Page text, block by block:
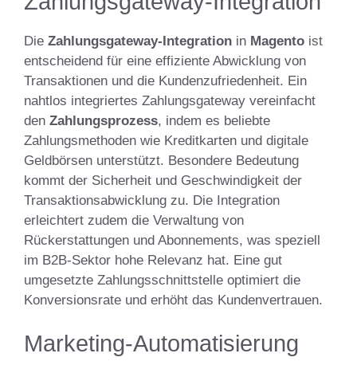
Die Zahlungsgateway-Integration in Magento ist
entscheidend für eine effiziente Abwicklung von
Transaktionen und die Kundenzufriedenheit. Ein
nahtlos integriertes Zahlungsgateway vereinfacht
den Zahlungsprozess, indem es beliebte
Zahlungsmethoden wie Kreditkarten und digitale
Geldbörsen unterstützt. Besondere Bedeutung
kommt der Sicherheit und Geschwindigkeit der
Transaktionsabwicklung zu. Die Integration
erleichtert zudem die Verwaltung von
Rückerstattungen und Abonnements, was speziell
im B2B-Sektor hohe Relevanz hat. Eine gut
umgesetzte Zahlungsschnittstelle optimiert die
Konversionsrate und erhöht das Kundenvertrauen.
Marketing-Automatisierung